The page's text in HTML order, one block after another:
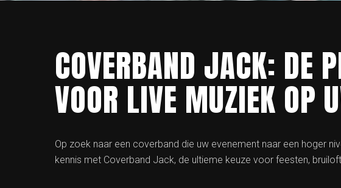
COVERBAND JACK: DE
VOOR LIVE MUZIEK OP
Op zoek naar een coverband die uw evenement naar een hoger
kennis met Coverband Jack, de ultieme keuze voor feesten,